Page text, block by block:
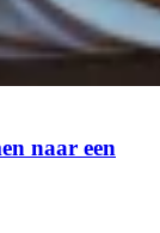
naar een